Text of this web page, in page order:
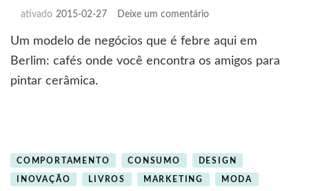
ativado 2015-02-27 Deixe um comentárioem
o
sete
Um modelo de negócios que é febre aqui em
Berlim: cafés onde você encontra os amigos para
pintar cerâmica.
COMPORTAMENTO CONSUMO DESIGN
INOVAÇÃO LIVROS MARKETING MODA